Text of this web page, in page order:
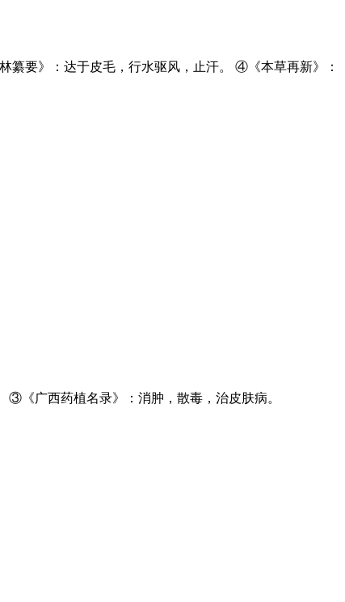
要》：达于皮毛，行水驱风，止汗。 ④《本草再新》：
《广西药植名录》：消肿，散毒，治皮肤病。